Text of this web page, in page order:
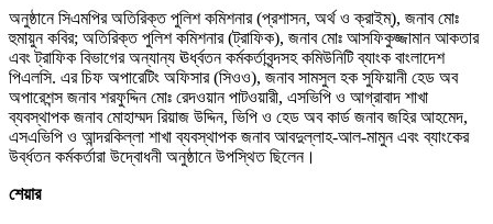
অনুষ্ঠানে সিএমপির অতিরিক্ত পুলিশ কমিশনার (প্রশাসন, অর্থ ও ক্রাইম্), জনাব মোঃ
হুমায়ুন কবির; অতিরিক্ত পুলিশ কমিশনার (ট্রাফিক), জনাব মোঃ আসফিকুজ্জামান আকতার
এবং ট্রাফিক বিভাগের অন্যান্য ঊর্ধ্বতন কর্মকর্তাবৃন্দসহ কমিউনিটি ব্যাংক বাংলাদেশ
পিএলসি. এর চিফ অপারেটিং অফিসার (সিওও), জনাব সামসুল হক সুফিয়ানী হেড অব
অপারেশন্স জনাব শরফুদ্দিন মোঃ রেদওয়ান পাটওয়ারী, এসভিপি ও আগ্রাবাদ শাখা
ব্যবস্থাপক জনাব মোহাম্মদ রিয়াজ উদ্দিন, ভিপি ও হেড অব কার্ড জনাব জহির আহমেদ,
এসএভিপি ও আন্দরকিল্লা শাখা ব্যবস্থাপক জনাব আবদুল্লাহ-আল-মামুন এবং ব্যাংকের
উর্ব্ধতন কর্মকর্তারা উদ্বোধনী অনুষ্ঠানে উপস্থিত ছিলেন।
শেয়ার